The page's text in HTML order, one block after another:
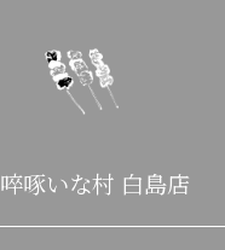
啐啄いな村 白島店